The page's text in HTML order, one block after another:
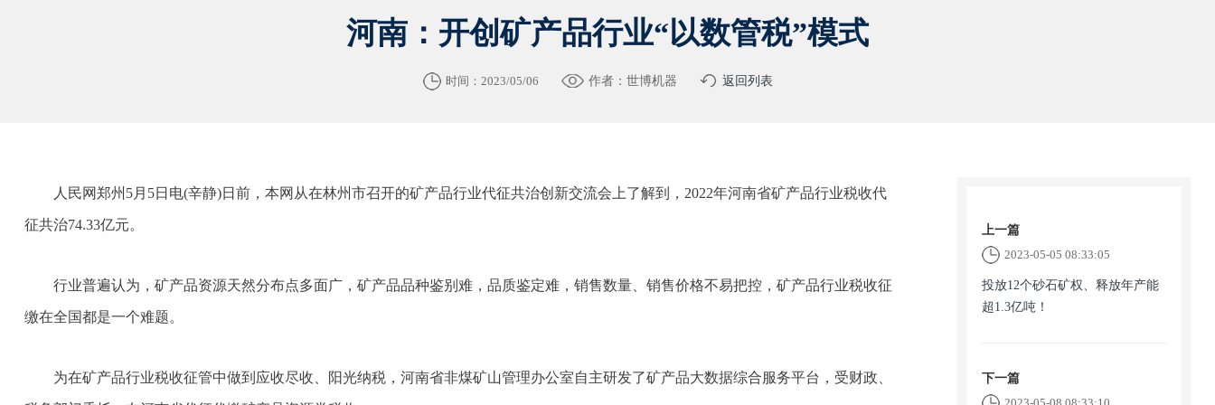
河南：开创矿产品行业“以数管税”模式
时间：2023/05/06 作者：世博机器 返回列表
人民网郑州5月5日电(辛静)日前，本网从在林州市召开的矿产品行业代征共治创新交流会上了解到，2022年河南省矿产品行业税收代
征共治74.33亿元。
行业普遍认为，矿产品资源天然分布点多面广，矿产品品种鉴别难，品质鉴定难，销售数量、销售价格不易把控，矿产品行业税收征
缴在全国都是一个难题。
为在矿产品行业税收征管中做到应收尽收、阳光纳税，河南省非煤矿山管理办公室自主研发了矿产品大数据综合服务平台，受财政、
上一篇
2023-05-05 08:33:05
投放12个砂石矿权、释放年产能
超1.3亿吨！
下一篇